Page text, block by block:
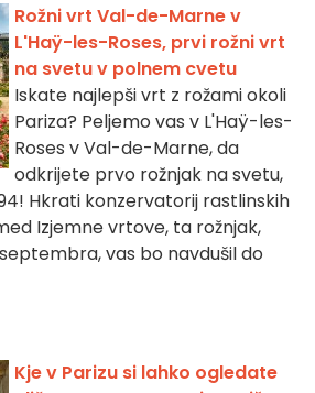
Rožni vrt Val-de-Marne v
L'Haÿ-les-Roses, prvi rožni vrt
na svetu v polnem cvetu
Iskate najlepši vrt z rožami okoli
Pariza? Peljemo vas v L'Haÿ-les-
Roses v Val-de-Marne, da
odkrijete prvo rožnjak na svetu,
Hkrati konzervatorij rastlinskih
Izjemne vrtove, ta rožnjak,
vas bo navdušil do
Kje v Parizu si lahko ogledate